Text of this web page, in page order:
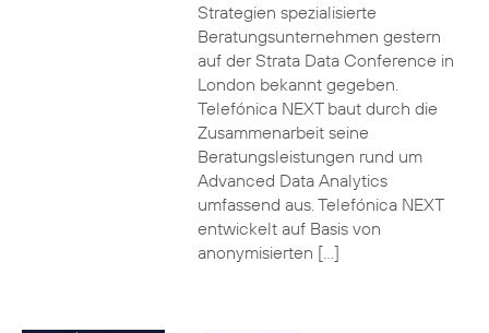
Strategien spezialisierte
Beratungsunternehmen gestern
auf der Strata Data Conference in
London bekannt gegeben.
Telefónica NEXT baut durch die
Zusammenarbeit seine
Beratungsleistungen rund um
Advanced Data Analytics
umfassend aus. Telefónica NEXT
entwickelt auf Basis von
anonymisierten […]